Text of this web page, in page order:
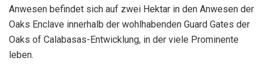
Anwesen befindet sich auf zwei Hektar in den Anwesen der
Oaks Enclave innerhalb der wohlhabenden Guard Gates der
Oaks of Calabasas-Entwicklung, in der viele Prominente
leben.